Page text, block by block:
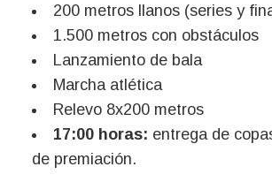
200 metros llanos (series y
1.500 metros con obstáculos
Lanzamiento de bala
Marcha atlética
Relevo 8x200 metros
17:00 horas: entrega de
de premiación.